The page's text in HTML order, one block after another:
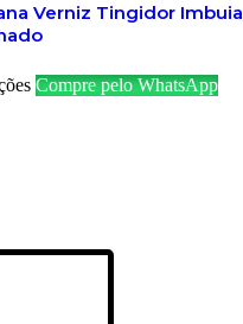
Verniz Tingidor Imbuia
Compre pelo WhatsApp